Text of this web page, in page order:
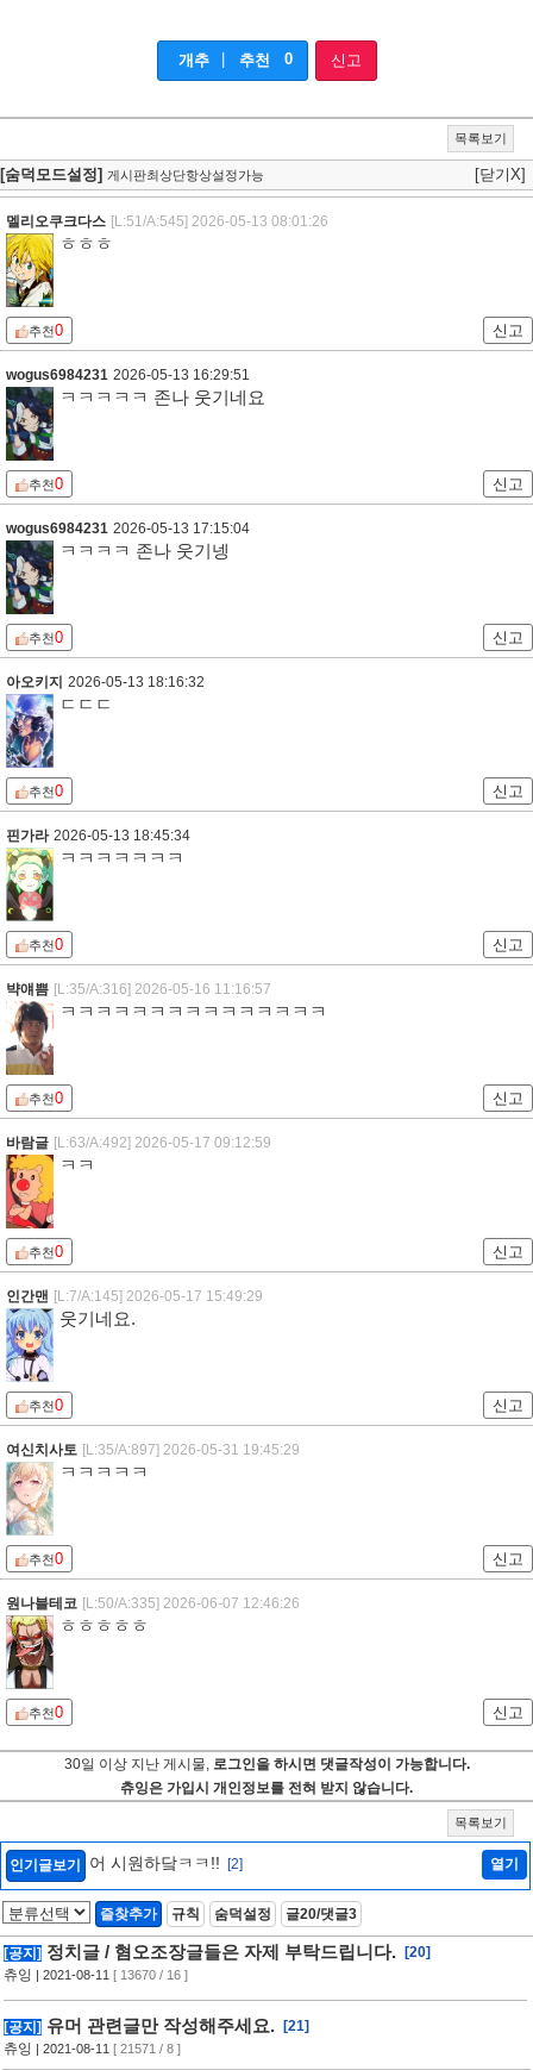
개추 | 추천 0 신고
목록보기
[숨덕모드설정] 게시판최상단항상설정가능 [닫기X]
멜리오쿠크다스 [L:51/A:545] 2026-05-13 08:01:26
ㅎㅎㅎ
추천0 신고
wogus6984231 2026-05-13 16:29:51
ㅋㅋㅋㅋㅋ 존나 웃기네요
추천0 신고
wogus6984231 2026-05-13 17:15:04
ㅋㅋㅋㅋ 존나 웃기넹
추천0 신고
아오키지 2026-05-13 18:16:32
ㄷㄷㄷ
추천0 신고
핀가라 2026-05-13 18:45:34
ㅋㅋㅋㅋㅋㅋㅋ
추천0 신고
뱍얘쁨 [L:35/A:316] 2026-05-16 11:16:57
ㅋㅋㅋㅋㅋㅋㅋㅋㅋㅋㅋㅋㅋㅋㅋ
추천0 신고
바람글 [L:63/A:492] 2026-05-17 09:12:59
ㅋㅋ
추천0 신고
인간맨 [L:7/A:145] 2026-05-17 15:49:29
웃기네요.
추천0 신고
여신치사토 [L:35/A:897] 2026-05-31 19:45:29
ㅋㅋㅋㅋㅋ
추천0 신고
원나블테코 [L:50/A:335] 2026-06-07 12:46:26
ㅎㅎㅎㅎㅎ
추천0 신고
30일 이상 지난 게시물,
로그인을 하시면 댓글작성이 가능합니다.
츄잉은 가입시 개인정보를 전혀 받지 않습니다.
목록보기
인기글보기 어 시원하닼ㅋㅋ!! [2] 열기
즐찾추가 규칙 숨덕설정 글20/댓글3
[공지] 정치글 / 혐오조장글들은 자제 부탁드립니다. [20]
츄잉 | 2021-08-11 [ 13670 / 16 ]
[공지] 유머 관련글만 작성해주세요. [21]
츄잉 | 2021-08-11 [ 21571 / 8 ]